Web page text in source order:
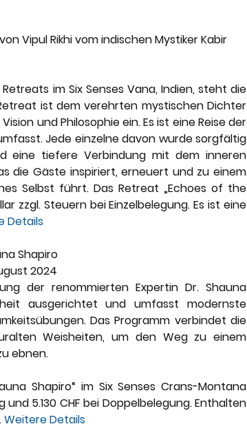
Vipul Rikhi vom indischen Mystiker Kabir
im Six Senses Vana, Indien, steht die
ist dem verehrten mystischen Dichter
und Philosophie ein. Es ist eine Reise der
Jede einzelne davon wurde sorgfältig
eine tiefere Verbindung mit dem inneren
die Gäste inspiriert, erneuert und zu einem
Selbst führt. Das Retreat „Echoes of the
zzgl. Steuern bei Einzelbelegung. Es ist eine
Details
Shapiro
2024
der renommierten Expertin Dr. Shauna
ausgerichtet und umfasst modernste
Das Programm verbindet die
Weisheiten, um den Weg zu einem
ebnen.
Shapiro“ im Six Senses Crans-Montana
5.130 CHF bei Doppelbelegung. Enthalten
Weitere Details